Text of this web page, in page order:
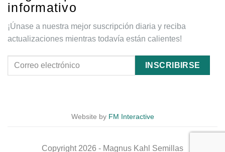
informativo
¡Únase a nuestra mejor suscripción diaria y reciba
actualizaciones mientras todavía están calientes!
Website by FM Interactive
Copyright 2026 - Magnus Kahl Semillas